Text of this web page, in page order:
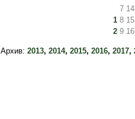
7 14
1 8 15
2 9 16
Архив:2013,2014,2015,2016,2017,